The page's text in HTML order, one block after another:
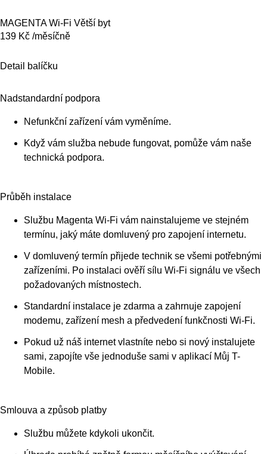
MAGENTA Wi-Fi Větší byt
139 Kč /měsíčně
Detail balíčku
Nadstandardní podpora
Nefunkční zařízení vám vyměníme.
Když vám služba nebude fungovat, pomůže vám naše
technická podpora.
Průběh instalace
Službu Magenta Wi-Fi vám nainstalujeme ve stejném
termínu, jaký máte domluvený pro zapojení internetu.
V domluvený termín přijede technik se všemi potřebnými
zařízeními. Po instalaci ověří sílu Wi-Fi signálu ve všech
požadovaných místnostech.
Standardní instalace je zdarma a zahrnuje zapojení
modemu, zařízení mesh a předvedení funkčnosti Wi-Fi.
Pokud už náš internet vlastníte nebo si nový instalujete
sami, zapojíte vše jednoduše sami v aplikací Můj T-
Mobile.
Smlouva a způsob platby
Službu můžete kdykoli ukončit.